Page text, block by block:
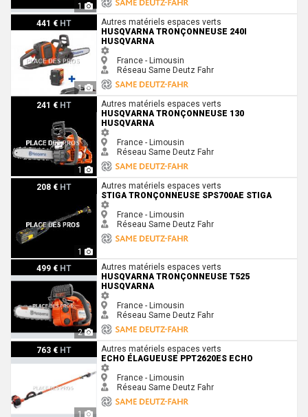
1
441 € HT
1
Husqvarna Tronçonneuse 240i Husqvarna
Autres matériels espaces verts
HUSQVARNA TRONÇONNEUSE 240I
HUSQVARNA
France - Limousin
Réseau Same Deutz Fahr
241 € HT
1
Husqvarna Tronçonneuse 130 Husqvarna
Autres matériels espaces verts
HUSQVARNA TRONÇONNEUSE 130
HUSQVARNA
France - Limousin
Réseau Same Deutz Fahr
208 € HT
1
Stiga Tronçonneuse SPS700AE StigaAutres matériels espaces verts
STIGA TRONÇONNEUSE SPS700AE STIGA
France - Limousin
Réseau Same Deutz Fahr
499 € HT
2
Husqvarna Tronçonneuse T525 Husqvarna
Autres matériels espaces verts
HUSQVARNA TRONÇONNEUSE T525
HUSQVARNA
France - Limousin
Réseau Same Deutz Fahr
763 € HT
1
Echo Élagueuse PPT2620ES EchoAutres matériels espaces verts
ECHO ÉLAGUEUSE PPT2620ES ECHO
France - Limousin
Réseau Same Deutz Fahr